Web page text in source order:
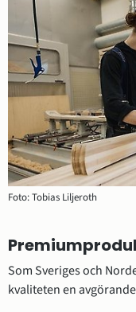
Foto: Tobias Liljeroth
Som Sveriges och
kvaliteten en